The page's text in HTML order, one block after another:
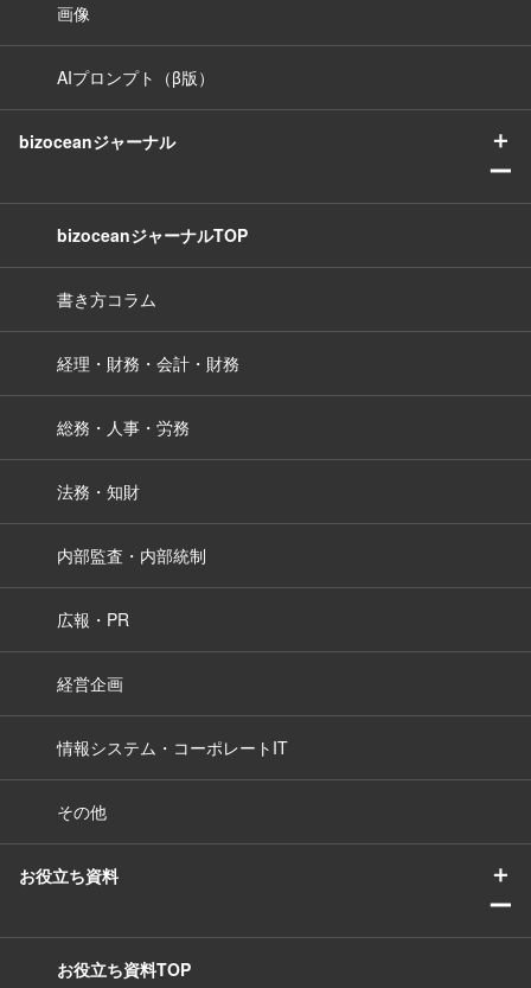
画像
AIプロンプト（β版）
bizoceanジャーナル
＋
ー
bizoceanジャーナルTOP
書き方コラム
経理・財務・会計・財務
総務・人事・労務
法務・知財
内部監査・内部統制
広報・PR
経営企画
情報システム・コーポレートIT
その他
お役立ち資料
＋
ー
お役立ち資料TOP